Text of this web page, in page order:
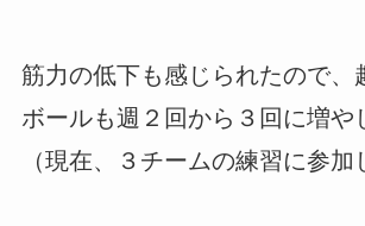
筋力の低下も感じられたので、
ボールも週２回から３回に増や
（現在、３チームの練習に参加